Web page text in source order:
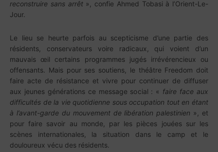
reconstruire sans arrêt», confie Ahmed Tobasi à l’Orient-Le-
Jour.
Le lieu se heurte parfois au scepticisme d’une partie des
résidents, conservateurs voire radicaux, qui voient d’un
mauvais œil certains programmes jugés irrévérencieux ou
offensants. Mais pour ses soutiens, le théâtre Freedom doit
faire acte de résistance et vivre pour continuer de diffuser
aux jeunes générations ce message social : « faire face aux
difficultés de la vie quotidienne sous occupation tout en étant
à l’avant-garde du mouvement de libération palestinien », et
pour faire savoir au monde, par les pièces jouées sur les
scènes internationales, la situation dans le camp et le
douloureux vécu des résidents.